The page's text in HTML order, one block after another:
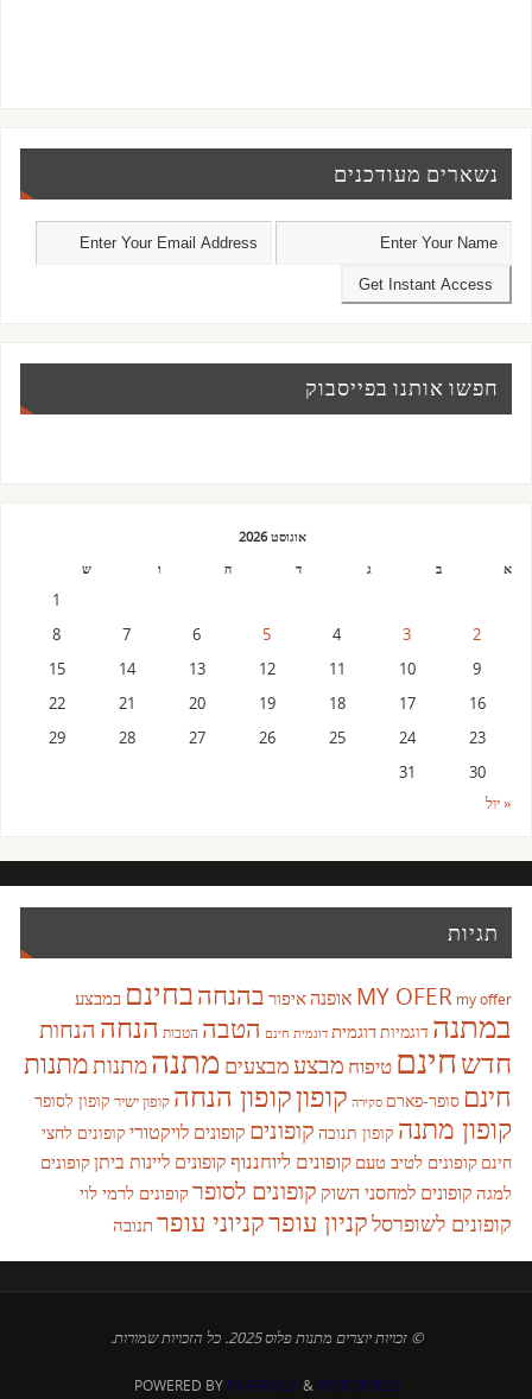
נשארים מעודכנים
חפשו אותנו בפייסבוק
אוגוסט 2026
א
ב ג ד ה ו ש
1
2
3
4
5
6
7
8
9
10
11
12
13
14
15
16
17
18
19
20
21
22
23
24
25
26
27
28
29
30
31
« יול
תגיות
MY OFER my offer אופנהאיפור בהנחהבחינם במבצע
במתנה דוגמיותדוגמית דוגמית חינם הטבה הטבות הנחה הנחות
חדשחינם טיפוח מבצעמבצעים מתנהמתנותמתנות
חינם סופר-פארם סקירה קופוןקופון הנחה קופון ישיר קופון לסופר
קופון מתנה קופון תנובה קופונים קופונים לויקטורי קופונים לחצי
חינם קופונים לטיב טעם קופונים ליוחננוףקופונים ליינות ביתןקופונים
למגה קופונים למחסני השוק קופונים לסופרקופונים לרמי לוי
קופונים לשופרסלקניון עופרקניוני עופרתנובה
© זכויות יוצרים מתנות פלוס 2025. כל הזכויות שמורות.
POWERED BY PARABOLA&WORDPRESS.